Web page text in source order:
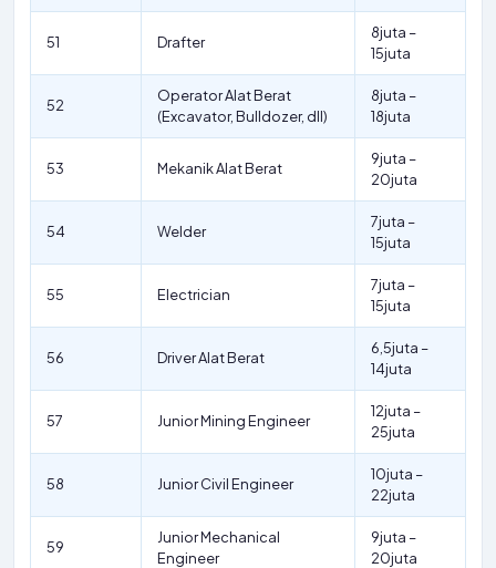
51 Drafter
8juta –
15juta
52
Operator Alat Berat
(Excavator, Bulldozer, dll)
8juta –
18juta
53 Mekanik Alat Berat
9juta –
20juta
54 Welder
7juta –
15juta
55 Electrician
7juta –
15juta
56 Driver Alat Berat
6,5juta –
14juta
57 Junior Mining Engineer
12juta –
25juta
58 Junior Civil Engineer
10juta –
22juta
59
Junior Mechanical
Engineer
9juta –
20juta